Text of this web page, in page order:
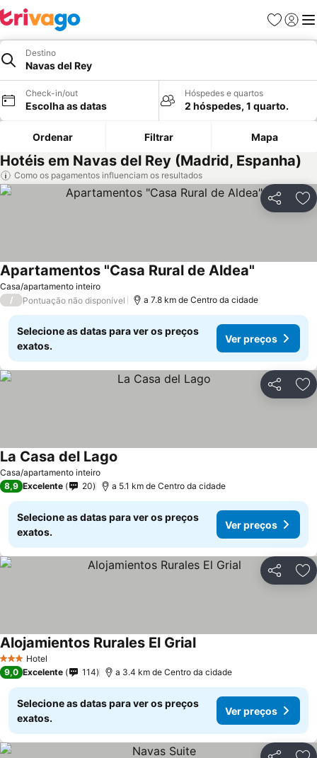
Favoritos
Iniciar
Destino
Navas del Rey
Check-in/out
Escolha as datas
Hóspedes e quartos
2 hóspedes, 1 quarto.
Ordenar Filtrar Mapa
Hotéis em Navas del Rey (Madrid, Espanha)
Como os pagamentos influenciam os resultados
Partilhar
Casa/apartamento inteiro
Apartamentos "Casa Rural de Aldea"
/ Pontuação não disponível a 7.8 km de Centro da cidade
Selecione as datas para ver os preços
exatos.
Ver preços
Partilhar
Casa/apartamento inteiro
La Casa del Lago
8,9 Excelente 20 a 5.1 km de Centro da cidade
Selecione as datas para ver os preços
exatos.
Ver preços
Partilhar
3 EstrelasHotel
Alojamientos Rurales El Grial
9,0 Excelente 114 a 3.4 km de Centro da cidade
Selecione as datas para ver os preços
exatos.
Ver preços